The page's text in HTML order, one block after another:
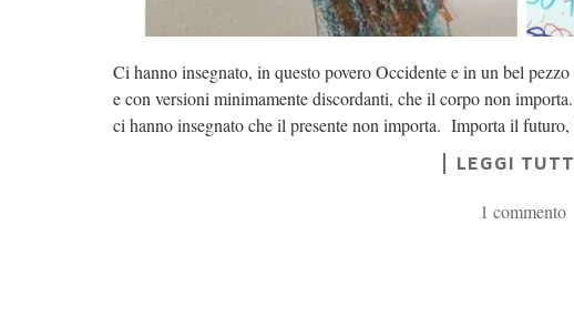
Ci hanno insegnato, in questo povero Occidente e in un bel
e con versioni minimamente discordanti, che il corpo non
ci hanno insegnato che il presente non importa. Importa il
LEGGI
1 commento